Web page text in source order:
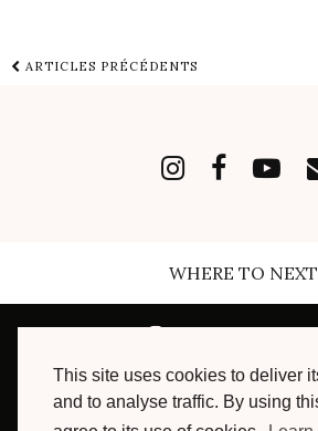
This site uses cookies to deliver
and to analyse traffic. By using
ARTICLES PRÉCÉDENTS
WHERE TO
INSTAGRAM|